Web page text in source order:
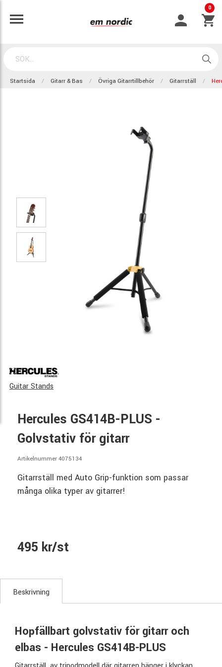
0
Startsida Gitarr & Bas Övriga Gitarrtillbehör Gitarrställ
Guitar Stands
Hercules GS414B-PLUS -
Golvstativ för gitarr
Artikelnummer 4075134
Gitarrställ med Auto Grip-funktion som passar
många olika typer av gitarrer!
495 kr/st
Beskrivning
Hopfällbart golvstativ för gitarr och
elbas - Hercules GS414B-PLUS